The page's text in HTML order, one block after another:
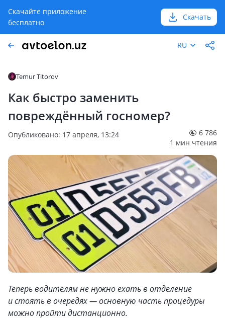
Скачайте приложение
бесплатно
Скачать
RU
Temur Titorov
Как быстро заменить
повреждённый госномер?
Опубликовано: 17 апреля, 13:24
6 786
1 мин чтения
Теперь водителям не нужно ехать в отделение
и стоять в очередях — основную часть процедуры
можно пройти дистанционно.